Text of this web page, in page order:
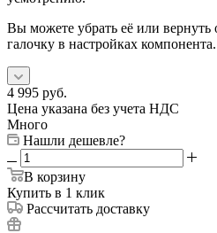
Вы можете убрать её или вернуть
галочку в настройках
4 995 руб.
Цена указана без учета НДС
Много
Нашли дешевле?
В корзину
Купить в 1 клик
Рассчитать доставку